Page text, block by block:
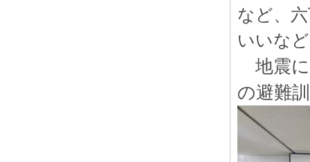
など、
いいな
地震に
の避難